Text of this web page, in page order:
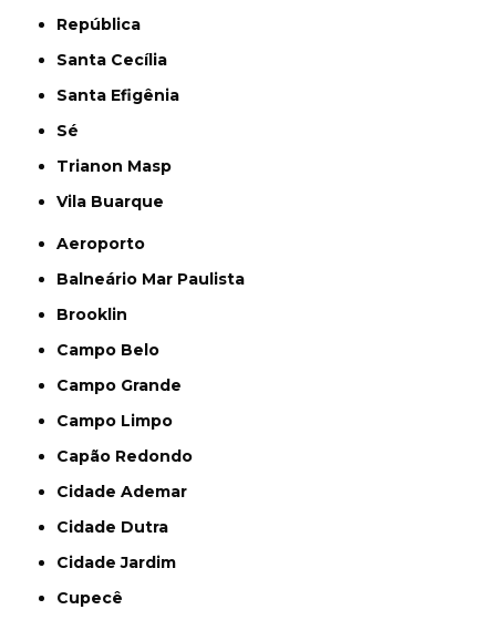
República
Santa Cecília
Santa Efigênia
Sé
Trianon Masp
Vila Buarque
Aeroporto
Balneário Mar Paulista
Brooklin
Campo Belo
Campo Grande
Campo Limpo
Capão Redondo
Cidade Ademar
Cidade Dutra
Cidade Jardim
Cupecê